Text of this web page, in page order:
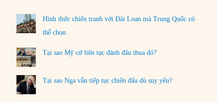
Hình thức chiến tranh với Đài Loan mà Trung Quốc có
thể chọn
Tại sao Mỹ cứ liên tục đánh đâu thua đó?
Tại sao Nga vẫn tiếp tục chiến đấu dù suy yếu?